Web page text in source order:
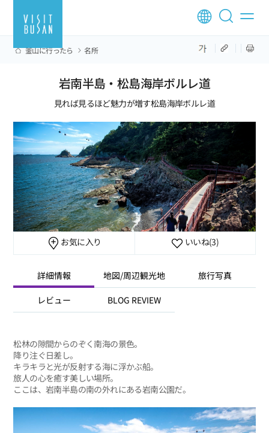
釜山に行ったら 名所
岩南半島・松島海岸ボルレ道
見れば見るほど魅力が増す松島海岸ボルレ道
お気に入り いいね(3)
詳細情報 地図/周辺観光地 旅行写真
レビュー BLOG REVIEW
松林の隙間からのぞく南海の景色。
降り注ぐ日差し。
キラキラと光が反射する海に浮かぶ船。
旅人の心を癒す美しい場所。
ここは、岩南半島の南の外れにある岩南公園だ。